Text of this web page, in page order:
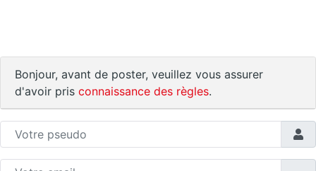
Bonjour, avant de poster, veuillez vous assurer
d'avoir pris connaissance des règles.